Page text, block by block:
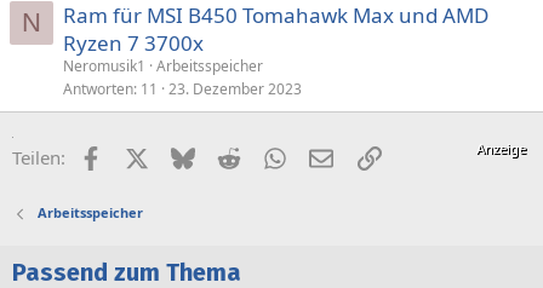
N
Ram für MSI B450 Tomahawk Max und AMD
Ryzen 7 3700x
Neromusik1
Arbeitsspeicher
Antworten 11 23. Dezember 2023
Teilen: FacebookX (Twitter)
BlueskyRedditWhatsApp
E-MailLink
Arbeitsspeicher
Passend zum Thema